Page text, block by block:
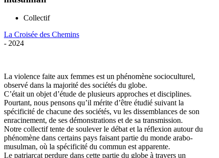
Collectif
La Croisée des Chemins
- 2024
La violence faite aux femmes est un phénomène socioculturel,
observé dans la majorité des sociétés du globe.
C’était un objet d’étude de plusieurs approches et disciplines.
Pourtant, nous pensons qu’il mérite d’être étudié suivant la
spécificité de chacune des sociétés, vu les dissemblances de son
enracinement, de ses démonstrations et de sa transmission.
Notre collectif tente de soulever le débat et la réflexion autour du
phénomène dans certains pays faisant partie du monde arabo-
musulman, où la spécificité du commun est apparente.
Le patriarcat perdure dans cette partie du globe à travers un